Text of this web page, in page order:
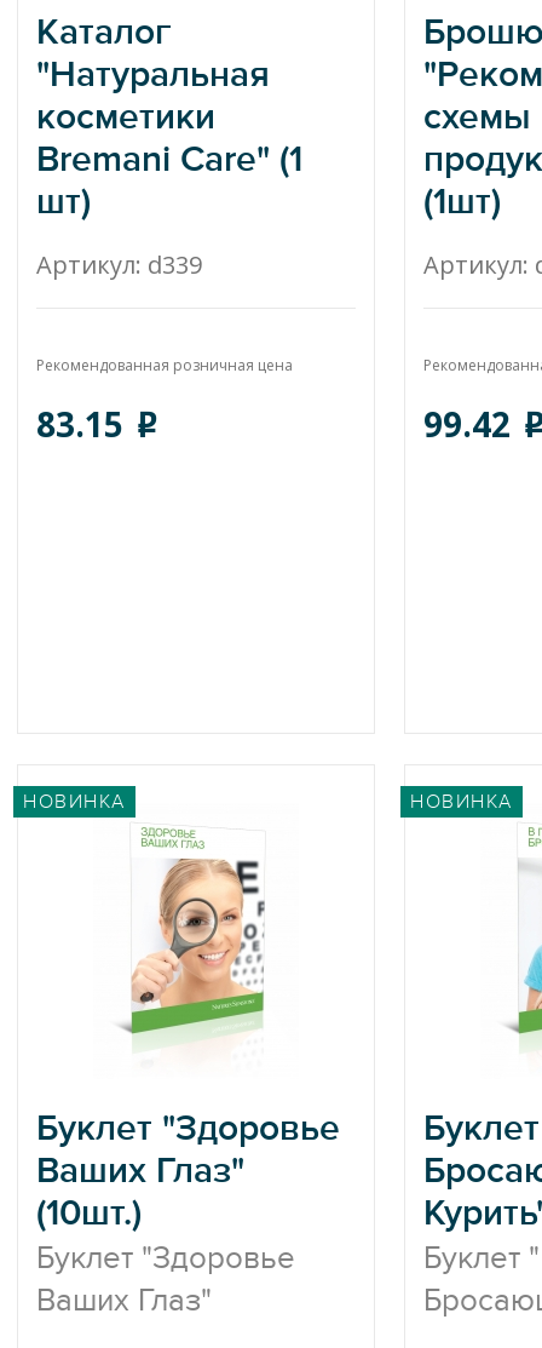
Каталог
"Натуральная
косметики
Bremani Care" (1
шт)
Bremani Care
Артикул: d339
Рекомендованная розничная цена
83.15 o
схемы
(1шт)
Артикул:
99.42 o
Буклет "Здоровье
Ваших Глаз"
(10шт.)
Буклет "Здоровье
Ваших Глаз"
НОВИНКА НОВИНКА